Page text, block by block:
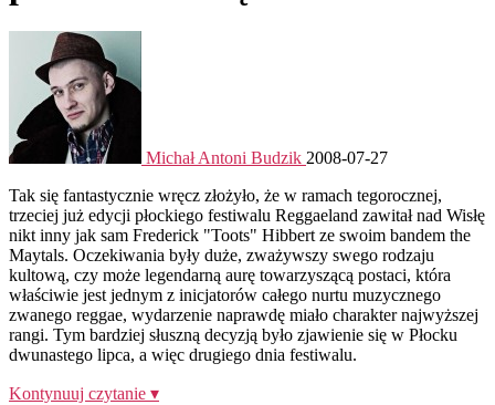
Michał Antoni Budzik 2008-07-27
Tak się fantastycznie wręcz złożyło, że w ramach tegorocznej,
trzeciej już edycji płockiego festiwalu Reggaeland zawitał nad Wisłę
nikt inny jak sam Frederick "Toots" Hibbert ze swoim bandem the
Maytals. Oczekiwania były duże, zważywszy swego rodzaju
kultową, czy może legendarną aurę towarzyszącą postaci, która
właściwie jest jednym z inicjatorów całego nurtu muzycznego
zwanego reggae, wydarzenie naprawdę miało charakter najwyższej
rangi. Tym bardziej słuszną decyzją było zjawienie się w Płocku
dwunastego lipca, a więc drugiego dnia festiwalu.
Kontynuuj czytanie ▾